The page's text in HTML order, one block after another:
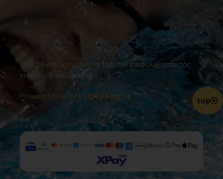
© 2026 e-poolfashion.gr | Με την επιφύλαξη παντός
νομίμου δικαιώματος.
Powered by ILUMA Digital Agency. top